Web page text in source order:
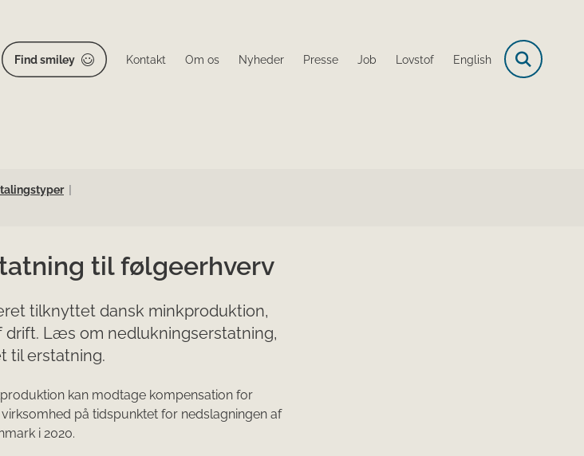
Find smiley Kontakt Om os Nyheder Presse Job Lovstof English
til følgeerhverv
tilknyttet dansk minkproduktion,
drift. Læs om nedlukningserstatning,
til erstatning.
kan modtage kompensation for
på tidspunktet for nedslagningen af
i 2020.